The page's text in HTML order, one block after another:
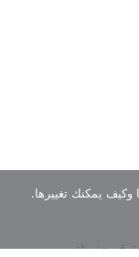
وكيف يمكنك تغييرها.